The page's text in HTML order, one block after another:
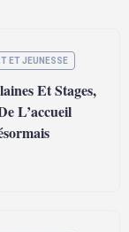
ET JEUNESSE
Et Stages,
L’accueil